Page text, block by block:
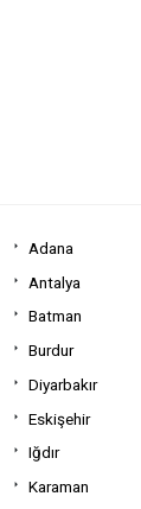
Adana
Antalya
Batman
Burdur
Diyarbakır
Eskişehir
Iğdır
Karaman